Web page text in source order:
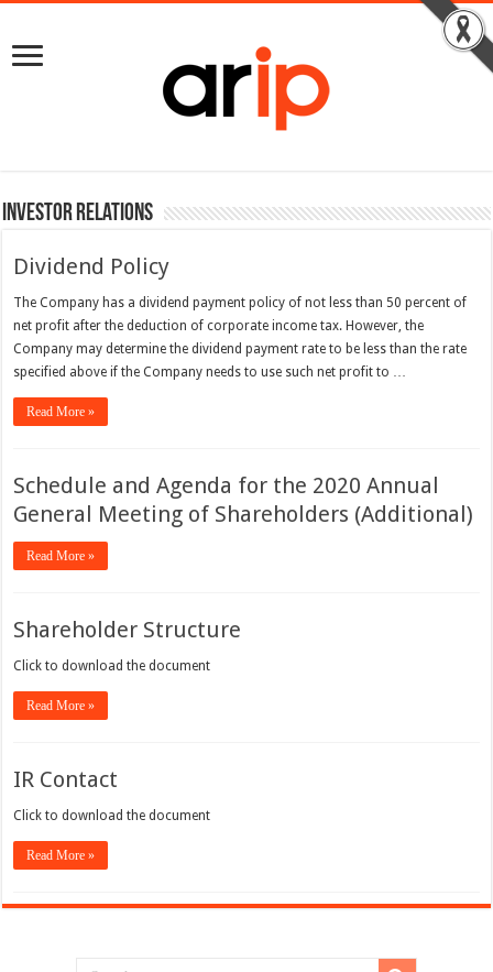
Investor Relations
Dividend Policy
The Company has a dividend payment policy of not less than 50 percent of
net profit after the deduction of corporate income tax. However, the
Company may determine the dividend payment rate to be less than the rate
specified above if the Company needs to use such net profit to …
Read More »
Schedule and Agenda for the 2020 Annual
General Meeting of Shareholders (Additional)
Read More »
Shareholder Structure
Click to download the document
Read More »
IR Contact
Click to download the document
Read More »